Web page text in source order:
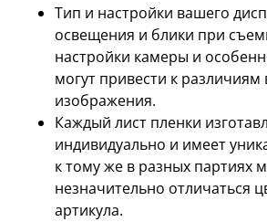
Тип и настройки вашего
освещения и блики при
настройки камеры и
могут привести к различиям
изображения.
Каждый лист пленки
индивидуально и имеет
к тому же в разных партиях
незначительно отличаться
артикула.